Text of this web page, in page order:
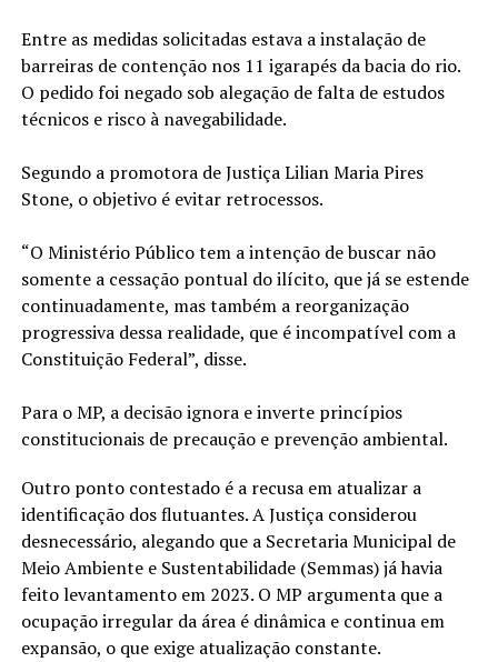
Entre as medidas solicitadas estava a instalação de
barreiras de contenção nos 11 igarapés da bacia do rio.
O pedido foi negado sob alegação de falta de estudos
técnicos e risco à navegabilidade.
Segundo a promotora de Justiça Lilian Maria Pires
Stone, o objetivo é evitar retrocessos.
“O Ministério Público tem a intenção de buscar não
somente a cessação pontual do ilícito, que já se estende
continuadamente, mas também a reorganização
progressiva dessa realidade, que é incompatível com a
Constituição Federal”, disse.
Para o MP, a decisão ignora e inverte princípios
constitucionais de precaução e prevenção ambiental.
Outro ponto contestado é a recusa em atualizar a
identificação dos flutuantes. A Justiça considerou
desnecessário, alegando que a Secretaria Municipal de
Meio Ambiente e Sustentabilidade (Semmas) já havia
feito levantamento em 2023. O MP argumenta que a
ocupação irregular da área é dinâmica e continua em
expansão, o que exige atualização constante.